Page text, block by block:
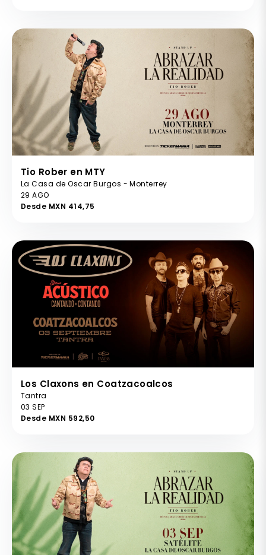
Tio Rober en MTY
La Casa de Oscar Burgos - Monterrey
29 AGO
Desde MXN 414,75
Los Claxons en Coatzacoalcos
Tantra
03 SEP
Desde MXN 592,50